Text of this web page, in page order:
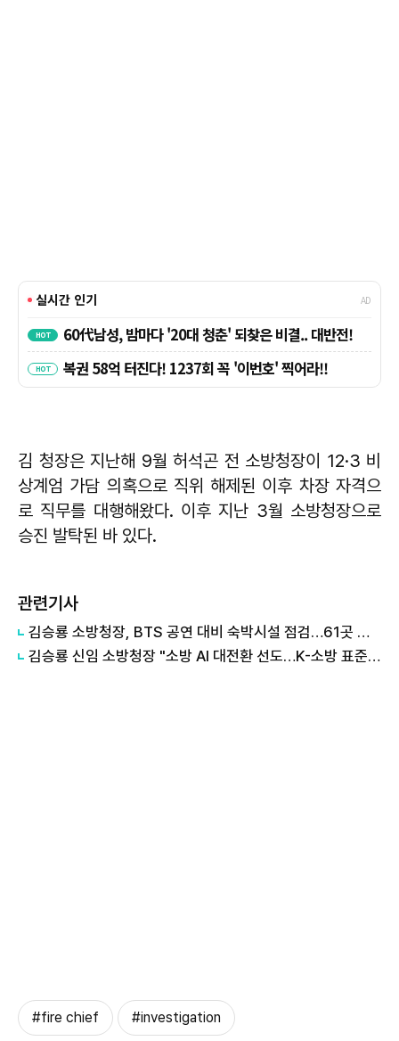
김 청장은 지난해 9월 허석곤 전 소방청장이 12·3 비
상계엄 가담 의혹으로 직위 해제된 이후 차장 자격으
로 직무를 대행해왔다. 이후 지난 3월 소방청장으로
승진 발탁된 바 있다.
관련기사
김승룡 소방청장, BTS 공연 대비 숙박시설 점검…61곳 불량 적발
김승룡 신임 소방청장 "소방 AI 대전환 선도…K-소방 표준 만들 것"
#fire chief #investigation